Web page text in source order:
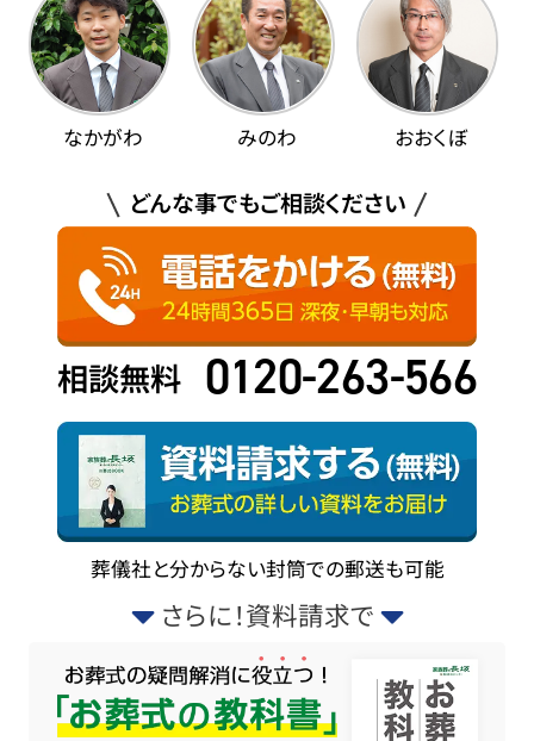
なかがわ みのわ おおくぼ
どんな事でもご相談ください
相談無料 0120-263-566
葬儀社と分からない封筒での郵送も可能
さらに！資料請求で